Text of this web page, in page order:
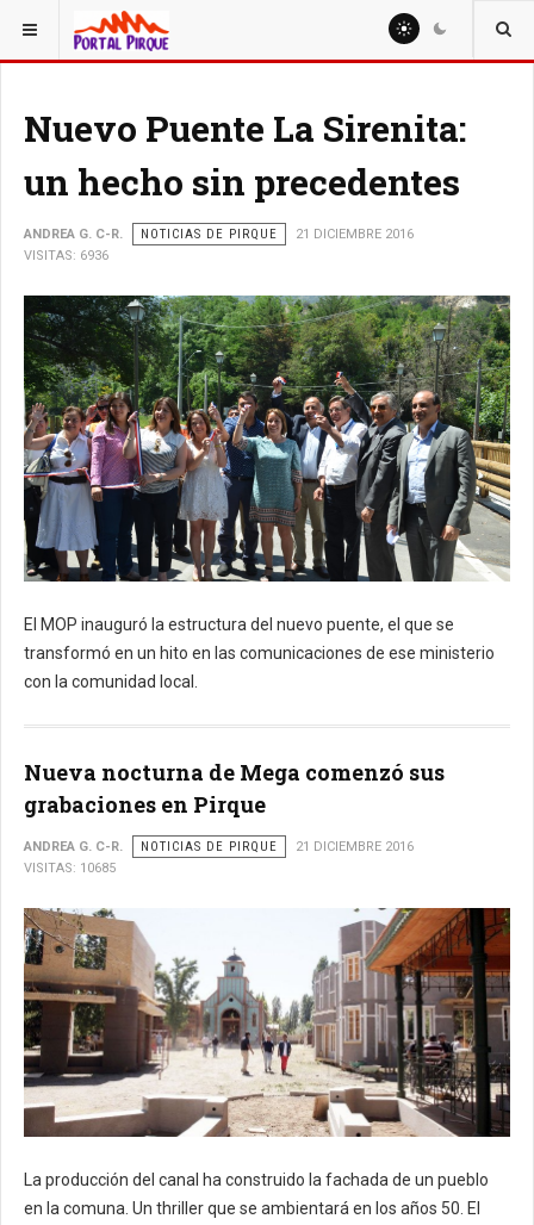
ESTÁ AQUÍ: NOTICIAS
Nuevo Puente La Sirenita:
un hecho sin precedentes
ANDREA G. C-R. NOTICIAS DE PIRQUE
21 DICIEMBRE 2016
VISITAS: 6936
El MOP inauguró la estructura del nuevo puente, el que se
transformó en un hito en las comunicaciones de ese ministerio
con la comunidad local.
Nueva nocturna de Mega comenzó sus
grabaciones en Pirque
ANDREA G. C-R. NOTICIAS DE PIRQUE
21 DICIEMBRE 2016
VISITAS: 10685
La producción del canal ha construido la fachada de un pueblo
en la comuna. Un thriller que se ambientará en los años 50. El